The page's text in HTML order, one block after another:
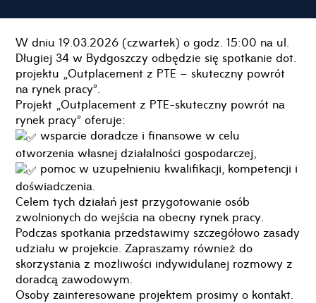
W dniu 19.03.2026 (czwartek) o godz. 15:00 na ul.
Długiej 34 w Bydgoszczy odbędzie się spotkanie dot.
projektu „Outplacement z PTE – skuteczny powrót
na rynek pracy”.
Projekt „Outplacement z PTE-skuteczny powrót na
rynek pracy” oferuje:
wsparcie doradcze i finansowe w celu
otworzenia własnej działalności gospodarczej,
pomoc w uzupełnieniu kwalifikacji, kompetencji i
doświadczenia.
Celem tych działań jest przygotowanie osób
zwolnionych do wejścia na obecny rynek pracy.
Podczas spotkania przedstawimy szczegółowo zasady
udziału w projekcie. Zapraszamy również do
skorzystania z możliwości indywidulanej rozmowy z
doradcą zawodowym.
Osoby zainteresowane projektem prosimy o kontakt.